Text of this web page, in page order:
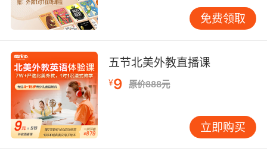
认真挑选，看看外教的口音到底怎么样，最好是
选择以英语为母语的外教，他们的口音也会更加
少儿英语私人外教哪个好第四要看私教的教学经
验
这一点可以说是相当重要的，外教只有具备丰富
的教学经验，才能更好地去完成自己的教学任
免费领取
五节北美外教直播课
¥9 原价888元
立即购买